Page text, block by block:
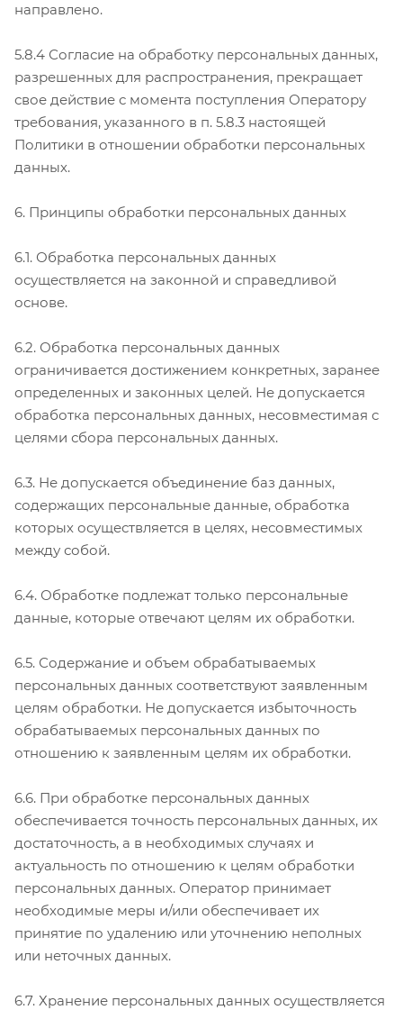
направлено.
5.8.4 Согласие на обработку персональных данных,
разрешенных для распространения, прекращает
свое действие с момента поступления Оператору
требования, указанного в п. 5.8.3 настоящей
Политики в отношении обработки персональных
данных.
6. Принципы обработки персональных данных
6.1. Обработка персональных данных
осуществляется на законной и справедливой
основе.
6.2. Обработка персональных данных
ограничивается достижением конкретных, заранее
определенных и законных целей. Не допускается
обработка персональных данных, несовместимая с
целями сбора персональных данных.
6.3. Не допускается объединение баз данных,
содержащих персональные данные, обработка
которых осуществляется в целях, несовместимых
между собой.
6.4. Обработке подлежат только персональные
данные, которые отвечают целям их обработки.
6.5. Содержание и объем обрабатываемых
персональных данных соответствуют заявленным
целям обработки. Не допускается избыточность
обрабатываемых персональных данных по
отношению к заявленным целям их обработки.
6.6. При обработке персональных данных
обеспечивается точность персональных данных, их
достаточность, а в необходимых случаях и
актуальность по отношению к целям обработки
персональных данных. Оператор принимает
необходимые меры и/или обеспечивает их
принятие по удалению или уточнению неполных
или неточных данных.
6.7. Хранение персональных данных осуществляется